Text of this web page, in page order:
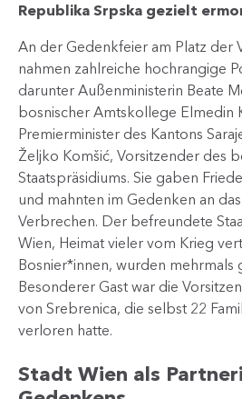
Republika Srpska gezielt
An der Gedenkfeier am Platz der
nahmen zahlreiche hochrangige
darunter Außenministerin Beate
bosnischer Amtskollege Elmedin
Premierminister des Kantons
Željko Komšić, Vorsitzender des
Staatspräsidiums. Sie gaben
und mahnten im Gedenken an
Verbrechen. Der befreundete
Wien, Heimat vieler vom Krieg
Bosnier*innen, wurden mehrmals
Besonderer Gast war die
von Srebrenica, die selbst 22
verloren hatte.
Stadt Wien als